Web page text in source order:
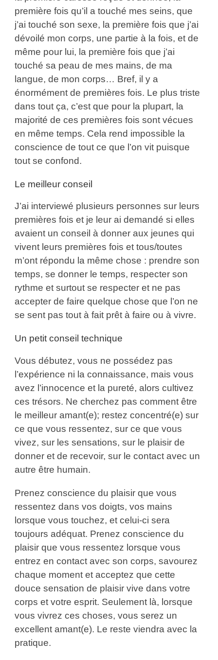
première fois qu’il a touché mes seins, que
j’ai touché son sexe, la première fois que j’ai
dévoilé mon corps, une partie à la fois, et de
même pour lui, la première fois que j’ai
touché sa peau de mes mains, de ma
langue, de mon corps… Bref, il y a
énormément de premières fois. Le plus triste
dans tout ça, c’est que pour la plupart, la
majorité de ces premières fois sont vécues
en même temps. Cela rend impossible la
conscience de tout ce que l’on vit puisque
tout se confond.
Le meilleur conseil
J’ai interviewé plusieurs personnes sur leurs
premières fois et je leur ai demandé si elles
avaient un conseil à donner aux jeunes qui
vivent leurs premières fois et tous/toutes
m’ont répondu la même chose : prendre son
temps, se donner le temps, respecter son
rythme et surtout se respecter et ne pas
accepter de faire quelque chose que l’on ne
se sent pas tout à fait prêt à faire ou à vivre.
Un petit conseil technique
Vous débutez, vous ne possédez pas
l’expérience ni la connaissance, mais vous
avez l’innocence et la pureté, alors cultivez
ces trésors. Ne cherchez pas comment être
le meilleur amant(e); restez concentré(e) sur
ce que vous ressentez, sur ce que vous
vivez, sur les sensations, sur le plaisir de
donner et de recevoir, sur le contact avec un
autre être humain.
Prenez conscience du plaisir que vous
ressentez dans vos doigts, vos mains
lorsque vous touchez, et celui-ci sera
toujours adéquat. Prenez conscience du
plaisir que vous ressentez lorsque vous
entrez en contact avec son corps, savourez
chaque moment et acceptez que cette
douce sensation de plaisir vive dans votre
corps et votre esprit. Seulement là, lorsque
vous vivrez ces choses, vous serez un
excellent amant(e). Le reste viendra avec la
pratique.